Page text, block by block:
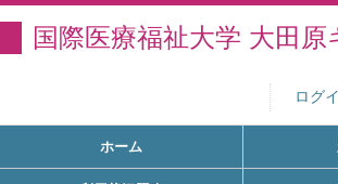
国際医療福祉大学 大田
ログ
ホーム